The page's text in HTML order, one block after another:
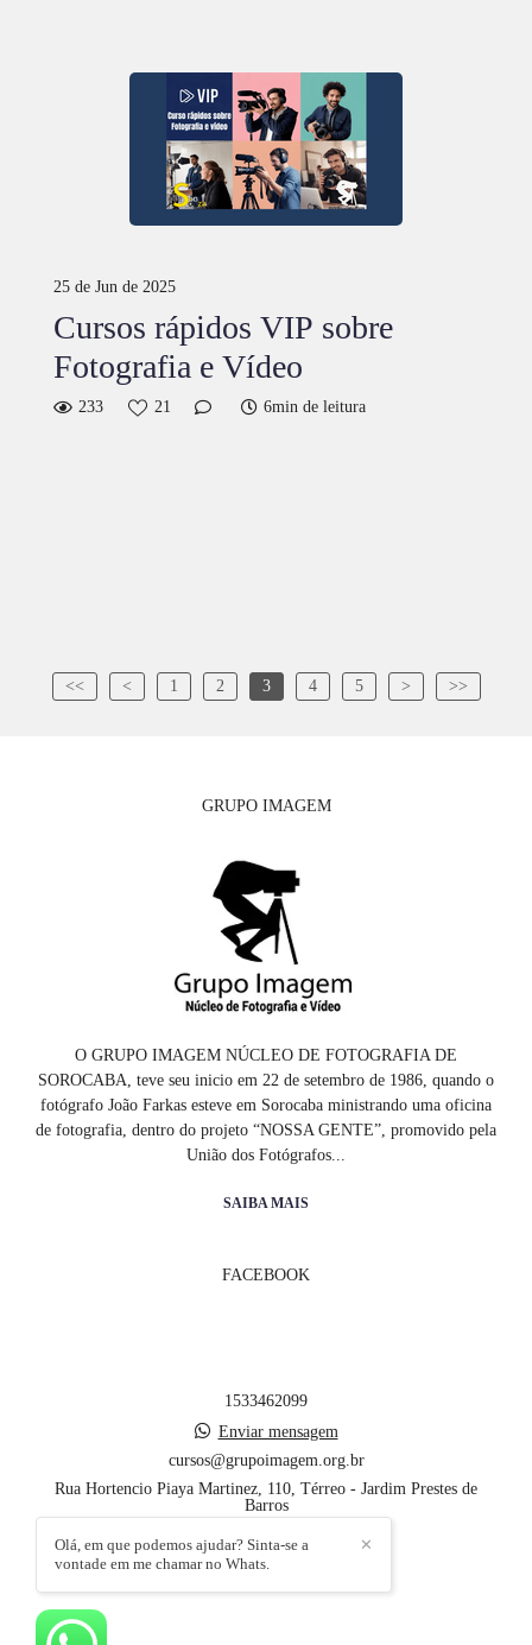
25 de Jun de 2025
Cursos rápidos VIP sobre
Fotografia e Vídeo
233 21 6min de leitura
<< < 1 2 3 4 5 > >>
GRUPO IMAGEM
O GRUPO IMAGEM NÚCLEO DE FOTOGRAFIA DE
SOROCABA, teve seu inicio em 22 de setembro de 1986, quando o
fotógrafo João Farkas esteve em Sorocaba ministrando uma oficina
de fotografia, dentro do projeto “NOSSA GENTE”, promovido pela
União dos Fotógrafos...
SAIBA MAIS
FACEBOOK
1533462099
Enviar mensagem
cursos@grupoimagem.org.br
Rua Hortencio Piaya Martinez, 110, Térreo - Jardim Prestes de
Barros
✕
Olá, em que podemos ajudar? Sinta-se a
vontade em me chamar no Whats.